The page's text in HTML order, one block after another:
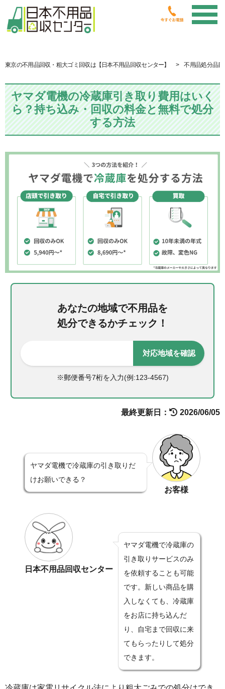
東京の不用品回収・粗大ゴミ回収は【日本不用品回収センター】 不用品処分品目
ヤマダ電機の冷蔵庫引き取り費用はいく
ら？持ち込み・回収の料金と無料で処分
する方法
あなたの地域で不用品を
処分できるかチェック！
対応地域を確認
※郵便番号7桁を入力(例:123-4567)
最終更新日： 2026/06/05
ヤマダ電機で冷蔵庫の引き取りだ
けお願いできる？
お客様
日本不用品回収センター
ヤマダ電機で冷蔵庫の
引き取りサービスのみ
を依頼することも可能
です。新しい商品を購
入しなくても、冷蔵庫
をお店に持ち込んだ
り、自宅まで回収に来
てもらったりして処分
できます。